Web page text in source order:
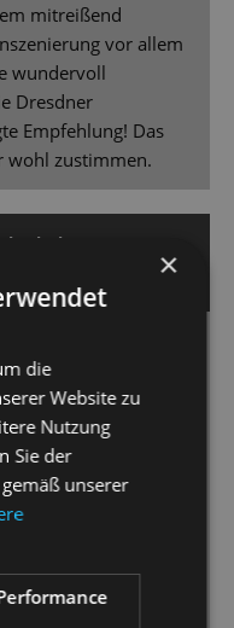
mitreißend
vor allem
wundervoll
Dresdner
Empfehlung! Das
wohl zustimmen.
Schubert
Inszenierung auf die
zurück.
Szenen, großer
Feigel […] hat
sowie einem
gebracht. […]
×
die
Website zu
Nutzung
Sie der
unserer